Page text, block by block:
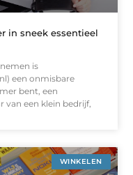
in sneek essentieel
is
een onmisbare
bent, een
van een klein bedrijf,
WINKELEN